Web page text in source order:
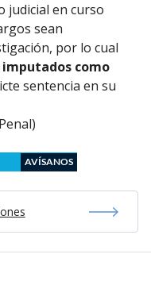
judicial en curso
sean
por lo cual
imputados como
sentencia en su
AVÍSANOS